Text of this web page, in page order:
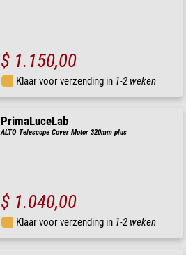
$ 1.150,00
Klaar voor verzending in 1-2 weken
PrimaLuceLab
ALTO Telescope Cover Motor 320mm plus
$ 1.040,00
Klaar voor verzending in 1-2 weken